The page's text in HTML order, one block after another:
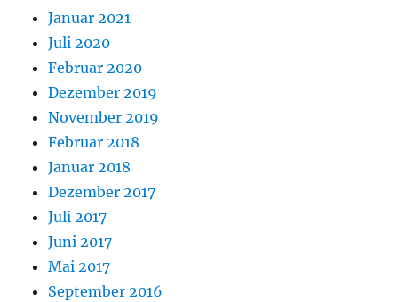
Januar 2021
Juli 2020
Februar 2020
Dezember 2019
November 2019
Februar 2018
Januar 2018
Dezember 2017
Juli 2017
Juni 2017
Mai 2017
September 2016